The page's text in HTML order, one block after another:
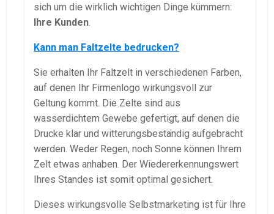
sich um die wirklich wichtigen Dinge kümmern:
Ihre Kunden.
Kann man Faltzelte bedrucken?
Sie erhalten Ihr Faltzelt in verschiedenen Farben,
auf denen Ihr Firmenlogo wirkungsvoll zur
Geltung kommt. Die Zelte sind aus
wasserdichtem Gewebe gefertigt, auf denen die
Drucke klar und witterungsbeständig aufgebracht
werden. Weder Regen, noch Sonne können Ihrem
Zelt etwas anhaben. Der Wiedererkennungswert
Ihres Standes ist somit optimal gesichert.
Dieses wirkungsvolle Selbstmarketing ist für Ihre